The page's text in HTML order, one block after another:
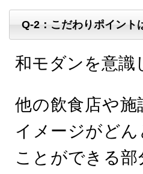
Q-2：こだわりポイント
和モダンを意識
他の飲食店や
イメージがど
ことができる